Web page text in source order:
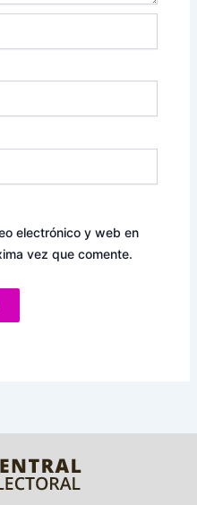
electrónico y web en
vez que comente.